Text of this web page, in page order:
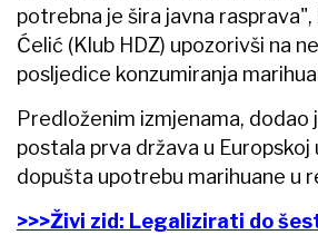
potrebna je šira javna rasprava",
Ćelić (Klub HDZ) upozorivši na
posljedice konzumiranja
Predloženim izmjenama, dodao
postala prva država u Europskoj
dopušta upotrebu marihuane u
>>>Živi zid: Legalizirati do